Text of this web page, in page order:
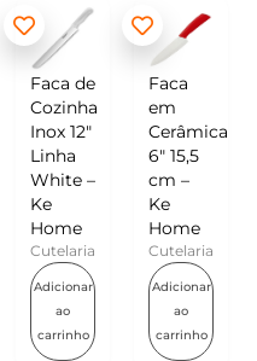
Faca de
Cozinha
Inox 12″
Linha
White –
Ke
Home
Cutelaria
Adicionar
ao
carrinho
Faca
em
Cerâmica
6″ 15,5
cm –
Ke
Home
Cutelaria
Adicionar
ao
carrinho